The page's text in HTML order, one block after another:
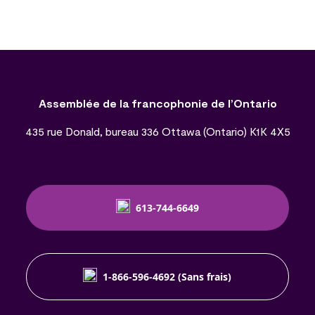
Assemblée de la francophonie de l’Ontario
435 rue Donald, bureau 336 Ottawa (Ontario) K1K 4X5
613-744-6649
1-866-596-4692 (Sans frais)